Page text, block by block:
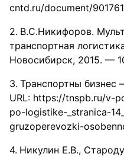
cntd.ru/document/
В.С.Никифоров.
транспортная
Новосибирск, 2015. —
Транспортны
URL: https://tnspb.ru/v-
po-logistike-_stranica-
gruzoperevozki-
Никулин Е.В.,